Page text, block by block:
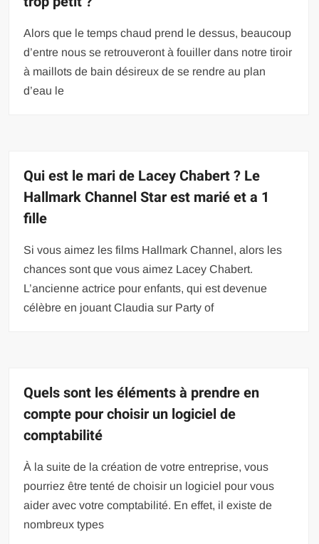
Alors que le temps chaud prend le dessus, beaucoup
d’entre nous se retrouveront à fouiller dans notre tiroir
à maillots de bain désireux de se rendre au plan
d’eau le
Qui est le mari de Lacey Chabert ? Le
Hallmark Channel Star est marié et a 1
fille
Si vous aimez les films Hallmark Channel, alors les
chances sont que vous aimez Lacey Chabert.
L’ancienne actrice pour enfants, qui est devenue
célèbre en jouant Claudia sur Party of
Quels sont les éléments à prendre en
compte pour choisir un logiciel de
comptabilité
À la suite de la création de votre entreprise, vous
pourriez être tenté de choisir un logiciel pour vous
aider avec votre comptabilité. En effet, il existe de
nombreux types